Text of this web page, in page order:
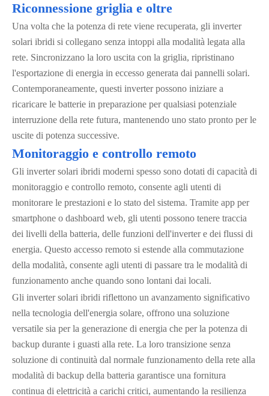
Riconnessione griglia e oltre
Una volta che la potenza di rete viene recuperata, gli inverter
solari ibridi si collegano senza intoppi alla modalità legata alla
rete. Sincronizzano la loro uscita con la griglia, ripristinano
l'esportazione di energia in eccesso generata dai pannelli solari.
Contemporaneamente, questi inverter possono iniziare a
ricaricare le batterie in preparazione per qualsiasi potenziale
interruzione della rete futura, mantenendo uno stato pronto per le
uscite di potenza successive.
Monitoraggio e controllo remoto
Gli inverter solari ibridi moderni spesso sono dotati di capacità di
monitoraggio e controllo remoto, consente agli utenti di
monitorare le prestazioni e lo stato del sistema. Tramite app per
smartphone o dashboard web, gli utenti possono tenere traccia
dei livelli della batteria, delle funzioni dell'inverter e dei flussi di
energia. Questo accesso remoto si estende alla commutazione
della modalità, consente agli utenti di passare tra le modalità di
funzionamento anche quando sono lontani dai locali.
Gli inverter solari ibridi riflettono un avanzamento significativo
nella tecnologia dell'energia solare, offrono una soluzione
versatile sia per la generazione di energia che per la potenza di
backup durante i guasti alla rete. La loro transizione senza
soluzione di continuità dal normale funzionamento della rete alla
modalità di backup della batteria garantisce una fornitura
continua di elettricità a carichi critici, aumentando la resilienza